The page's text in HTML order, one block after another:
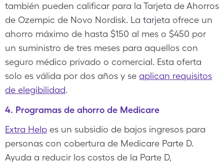
también pueden calificar para la Tarjeta de Ahorros
de Ozempic de Novo Nordisk. La tarjeta ofrece un
ahorro máximo de hasta $150 al mes o $450 por
un suministro de tres meses para aquellos con
seguro médico privado o comercial. Esta oferta
solo es válida por dos años y se aplican requisitos
de elegibilidad.
4. Programas de ahorro de Medicare
Extra Help es un subsidio de bajos ingresos para
personas con cobertura de Medicare Parte D.
Ayuda a reducir los costos de la Parte D,